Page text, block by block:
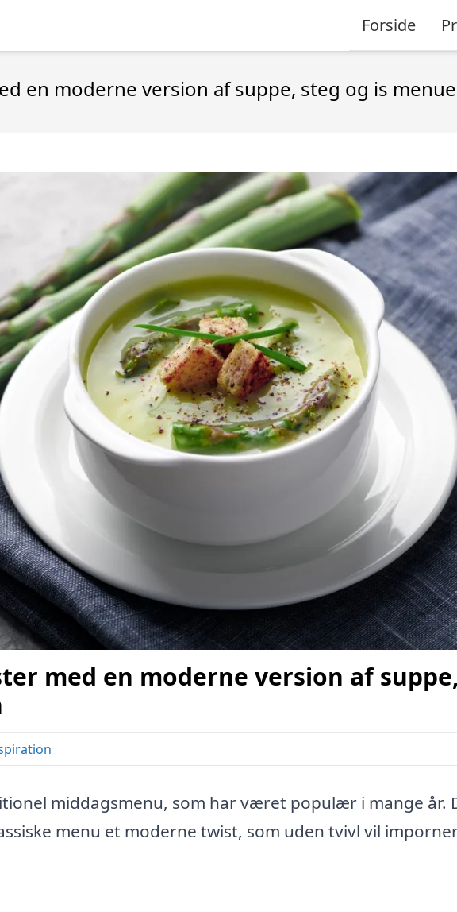
Forside
en moderne version af suppe, steg og is
med en moderne version af suppe,
middagsmenu, som har været populær i mange år.
menu et moderne twist, som uden tvivl vil